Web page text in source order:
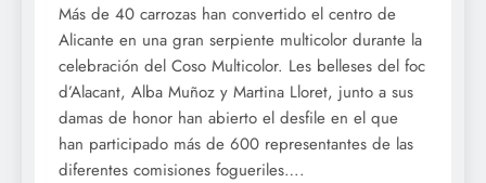
Más de 40 carrozas han convertido el centro de
Alicante en una gran serpiente multicolor durante la
celebración del Coso Multicolor. Les belleses del foc
d’Alacant, Alba Muñoz y Martina Lloret, junto a sus
damas de honor han abierto el desfile en el que
han participado más de 600 representantes de las
diferentes comisiones fogueriles….